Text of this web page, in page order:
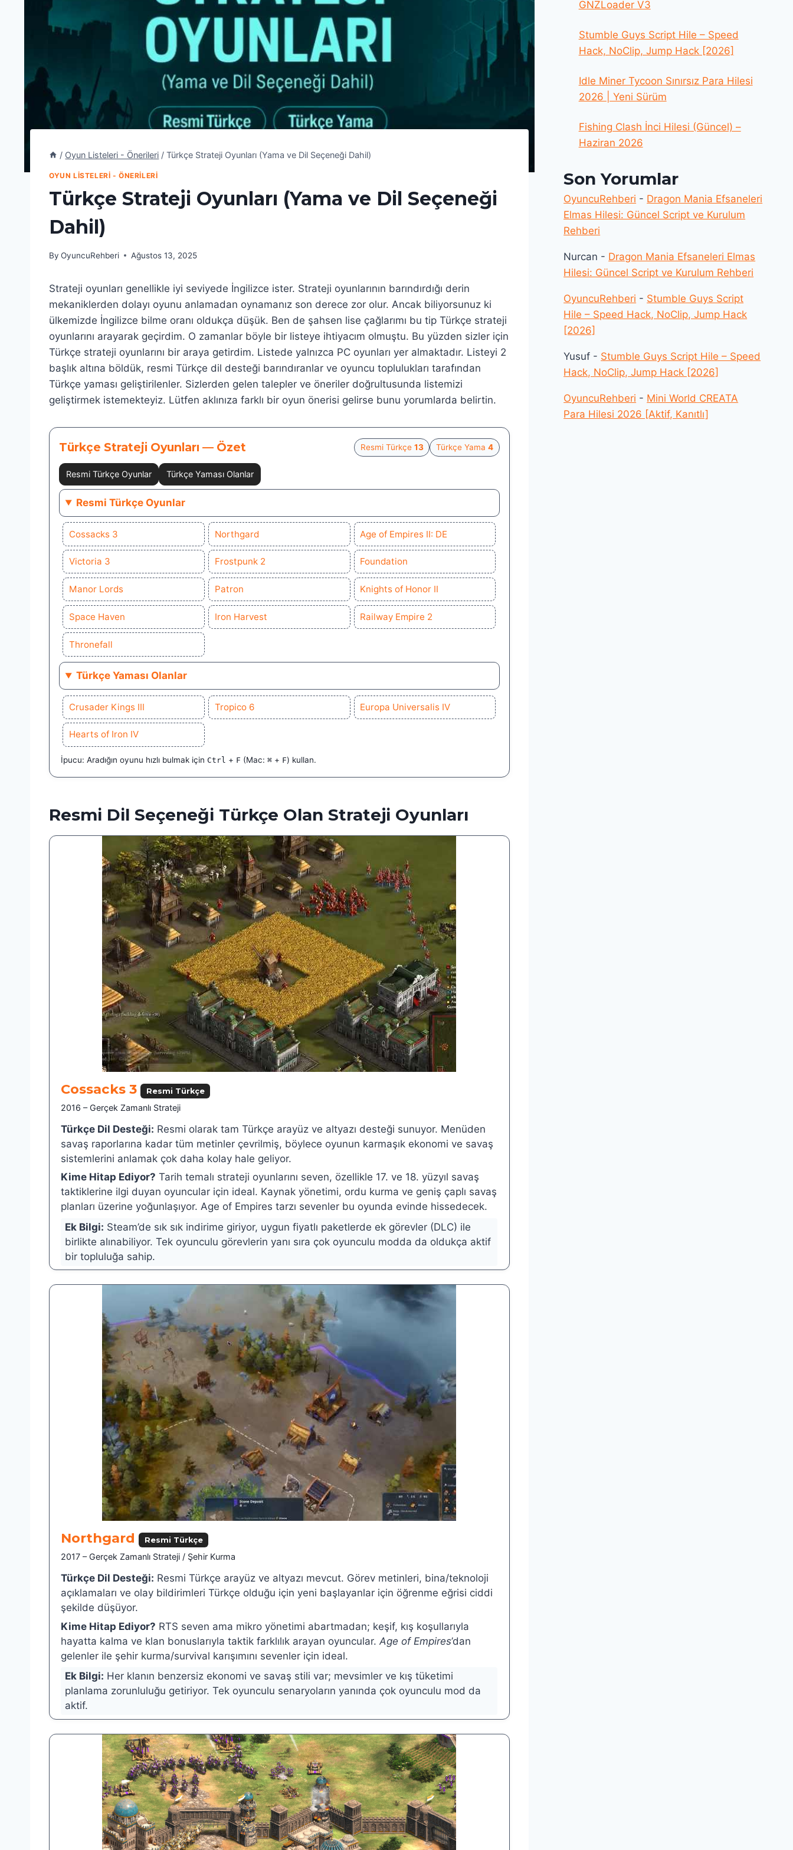
/ Oyun Listeleri - Önerileri / Türkçe Strateji Oyunları (Yama ve Dil Seçeneği Dahil)
OYUN LISTELERI - ÖNERILERI
Türkçe Strateji Oyunları (Yama ve Dil Seçeneği
Dahil)
By OyuncuRehberi Ağustos 13, 2025
Strateji oyunları genellikle iyi seviyede İngilizce ister. Strateji oyunlarının barındırdığı derin
mekaniklerden dolayı oyunu anlamadan oynamanız son derece zor olur. Ancak biliyorsunuz ki
ülkemizde İngilizce bilme oranı oldukça düşük. Ben de şahsen lise çağlarımı bu tip Türkçe strateji
oyunlarını arayarak geçirdim. O zamanlar böyle bir listeye ihtiyacım olmuştu. Bu yüzden sizler için
Türkçe strateji oyunlarını bir araya getirdim. Listede yalnızca PC oyunları yer almaktadır. Listeyi 2
başlık altına böldük, resmi Türkçe dil desteği barındıranlar ve oyuncu toplulukları tarafından
Türkçe yaması geliştirilenler. Sizlerden gelen talepler ve öneriler doğrultusunda listemizi
geliştirmek istemekteyiz. Lütfen aklınıza farklı bir oyun önerisi gelirse bunu yorumlarda belirtin.
Türkçe Strateji Oyunları — Özet Resmi Türkçe 13 Türkçe Yama4
Resmi Türkçe Oyunlar Türkçe Yaması Olanlar
Resmi Türkçe Oyunlar
Cossacks 3 Northgard Age of Empires II: DE
Victoria 3 Frostpunk 2 Foundation
Manor Lords Patron Knights of Honor II
Space Haven Iron Harvest Railway Empire 2
Thronefall
Türkçe Yaması Olanlar
Crusader Kings III Tropico 6 Europa Universalis IV
Hearts of Iron IV
İpucu: Aradığın oyunu hızlı bulmak içinCtrl + F (Mac:⌘ + F) kullan.
Resmi Dil Seçeneği Türkçe Olan Strateji Oyunları
Cossacks 3 Resmi Türkçe
2016 – Gerçek Zamanlı Strateji
Türkçe Dil Desteği: Resmi olarak tam Türkçe arayüz ve altyazı desteği sunuyor. Menüden
savaş raporlarına kadar tüm metinler çevrilmiş, böylece oyunun karmaşık ekonomi ve savaş
sistemlerini anlamak çok daha kolay hale geliyor.
Kime Hitap Ediyor? Tarih temalı strateji oyunlarını seven, özellikle 17. ve 18. yüzyıl savaş
taktiklerine ilgi duyan oyuncular için ideal. Kaynak yönetimi, ordu kurma ve geniş çaplı savaş
planları üzerine yoğunlaşıyor. Age of Empires tarzı sevenler bu oyunda evinde hissedecek.
Ek Bilgi: Steam’de sık sık indirime giriyor, uygun fiyatlı paketlerde ek görevler (DLC) ile
birlikte alınabiliyor. Tek oyunculu görevlerin yanı sıra çok oyunculu modda da oldukça aktif
bir topluluğa sahip.
Northgard Resmi Türkçe
2017 – Gerçek Zamanlı Strateji / Şehir Kurma
Türkçe Dil Desteği: Resmi Türkçe arayüz ve altyazı mevcut. Görev metinleri, bina/teknoloji
açıklamaları ve olay bildirimleri Türkçe olduğu için yeni başlayanlar için öğrenme eğrisi ciddi
şekilde düşüyor.
Kime Hitap Ediyor? RTS seven ama mikro yönetimi abartmadan; keşif, kış koşullarıyla
hayatta kalma ve klan bonuslarıyla taktik farklılık arayan oyuncular.Age of Empires’dan
gelenler ile şehir kurma/survival karışımını sevenler için ideal.
Ek Bilgi: Her klanın benzersiz ekonomi ve savaş stili var; mevsimler ve kış tüketimi
planlama zorunluluğu getiriyor. Tek oyunculu senaryoların yanında çok oyunculu mod da
aktif.
GNZLoader V3
Stumble Guys Script Hile – Speed
Hack, NoClip, Jump Hack [2026]
Idle Miner Tycoon Sınırsız Para Hilesi
2026 | Yeni Sürüm
Fishing Clash İnci Hilesi (Güncel) –
Haziran 2026
Son Yorumlar
OyuncuRehberi - Dragon Mania Efsaneleri
Elmas Hilesi: Güncel Script ve Kurulum
Rehberi
Nurcan - Dragon Mania Efsaneleri Elmas
Hilesi: Güncel Script ve Kurulum Rehberi
OyuncuRehberi - Stumble Guys Script
Hile – Speed Hack, NoClip, Jump Hack
[2026]
Yusuf - Stumble Guys Script Hile – Speed
Hack, NoClip, Jump Hack [2026]
OyuncuRehberi - Mini World CREATA
Para Hilesi 2026 [Aktif, Kanıtlı]